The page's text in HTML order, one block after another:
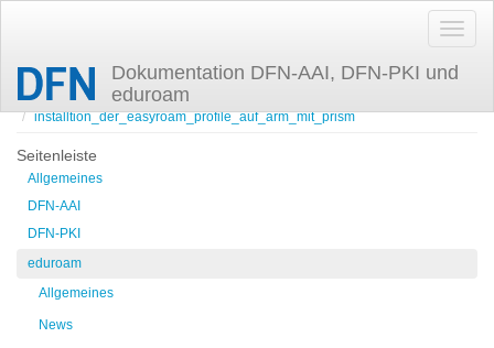
Dokumentation DFN-AAI, DFN-PKI und
eduroam
Zuletzt angesehen
installtion_der_easyroam_profile_auf_arm_mit_prism
Seitenleiste
Allgemeines
DFN-AAI
DFN-PKI
eduroam
Allgemeines
News